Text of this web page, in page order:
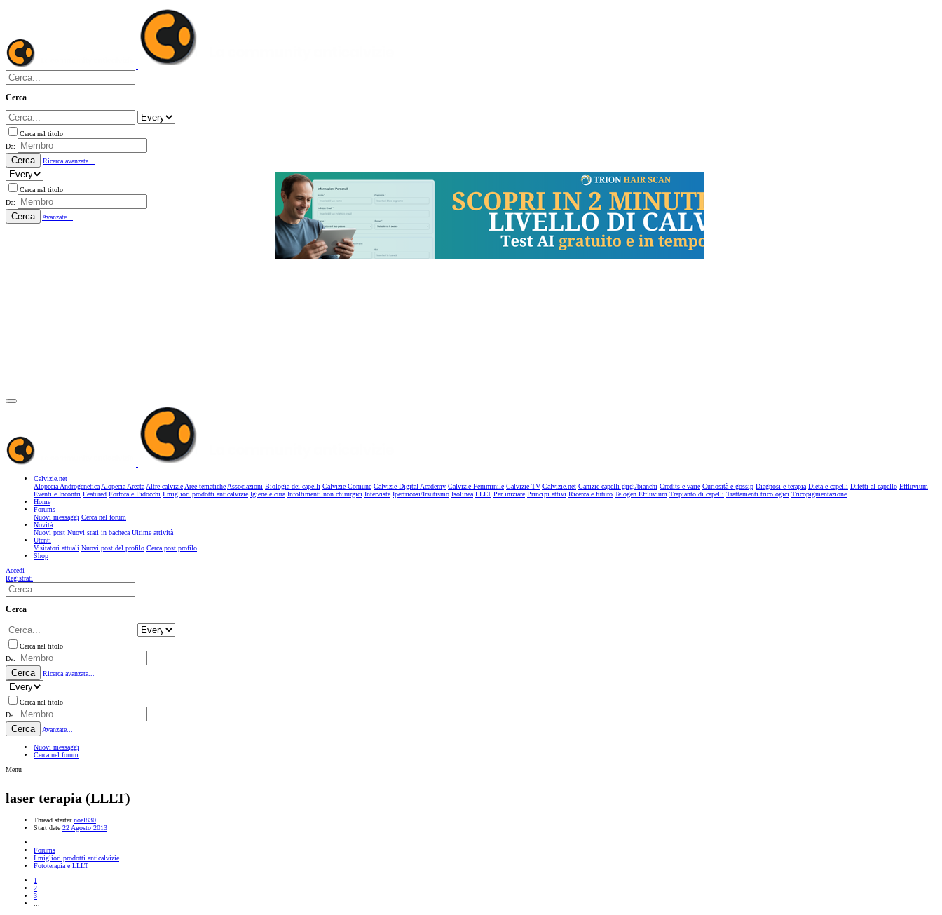
Cerca
Cerca nel titolo
Da:
Cerca Ricerca avanzata...
Cerca nel titolo
Da:
Cerca Avanzate...
Calvizie.net
Alopecia AndrogeneticaAlopecia AreataAltre calvizieAree tematicheAssociazioni Biologia dei capelli Calvizie Comune Calvizie Digital Academy Calvizie Femminile Calvizie TV Calvizie.net Canizie capelli grigi/bianchi Credits e varie Curiosità e gossip Diagnosi e terapia Dieta e capelli Difetti al capello Effluvium
Eventi e Incontri Featured Forfora e Pidocchi I migliori prodotti anticalvizie Igiene e cura Infoltimenti non chirurgici Interviste Ipertricosi/Irsutismo Isolinea LLLT Per iniziare Principi attivi Ricerca e futuro Telogen Effluvium Trapianto di capelli Trattamenti tricologici Tricopigmentazione
Home
Forums
Nuovi messaggi Cerca nel forum
Novità
Nuovi post Nuovi stati in bacheca Ultime attività
Utenti
Visitatori attuali Nuovi post del profilo Cerca post profilo
Shop
Accedi
Registrati
Cerca
Cerca nel titolo
Da:
Cerca Ricerca avanzata...
Cerca nel titolo
Da:
Cerca Avanzate...
Nuovi messaggi
Cerca nel forum
Menu
laser terapia (LLLT)
Thread starter noel830
Start date 22 Agosto 2013
Forums
I migliori prodotti anticalvizie
Fototerapia e LLLT
1
2
3